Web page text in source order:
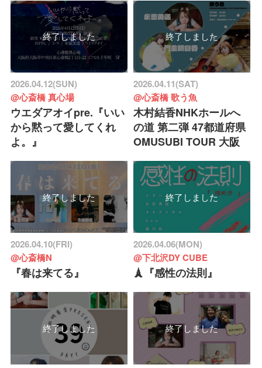
終了しました
2026.04.12(SUN)
@心斎橋 真心場
ウエダアオイpre.『いい
から黙って愛してくれ
よ。』
終了しました
2026.04.11(SAT)
@心斎橋 歌う魚
木村結香NHKホールへ
の道 第二弾 47都道府県
OMUSUBI TOUR 大阪
終了しました
2026.04.10(FRI)
@心斎橋N
『春は来てる』
終了しました
2026.04.06(MON)
@下北沢DY CUBE
🗼『感性の法則』
終了しました 終了しました